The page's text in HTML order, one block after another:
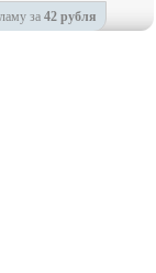
за 42 рубля